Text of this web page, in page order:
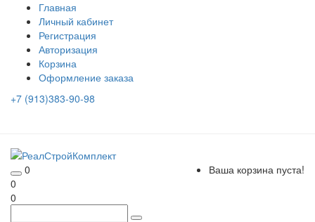
Главная
Личный кабинет
Регистрация
Авторизация
Корзина
Оформление заказа
+7 (913)383-90-98
0
Ваша корзина пуста!
0
0